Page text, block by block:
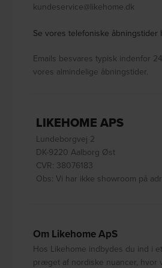
kundeservice@likehome.dk
Se vores telefoniske åbningstider
Emails besvares typisk indenfor
vores almindelige åbningstider.
LIKEHOME APS
Lundeborgvej 2
DK-9220 Aalborg Øst
CVR: 38076183
Obs: Vi har ikke showroom på
Om Likehome ApS
Hos Likehome indbydes du ind i
præget af nordiske nuancer, hvor